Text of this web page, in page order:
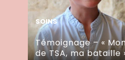
SOINS
Témoignage – «
de TSA, ma bataille